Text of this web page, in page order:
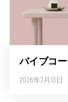
バイブコ
2026年7月13日